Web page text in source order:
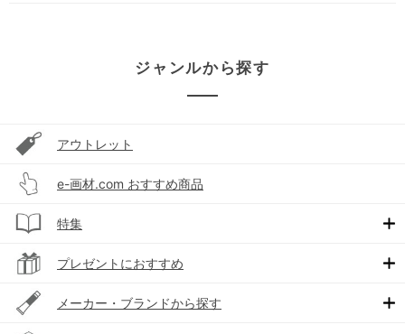
ジャンルから探す
アウトレット
e-画材.com おすすめ商品
特集
プレゼントにおすすめ
メーカー・ブランドから探す